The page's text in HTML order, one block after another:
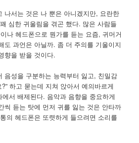
나서는 것은 나 뿐은 아니겠지만, 요란한
심한 귀울림을 겪곤 했다. 많은 사람들
나 헤드폰으로 뭔가를 듣는 요즘, 귀머거
도 과언은 아닐까. 좀 더 주의를 기울이지
향을 받을 것이다.
음성을 구분하는 능력부터 잃고, 친밀감
하고 묻는데 지쳐 앉아서 예의바르게
서 배제된다. 음악과 음향을 중요하게
씩 듣는 탓에 먼저 귀를 잃는 것은 안타까
의 헤드폰은 또렷하게 들으려면 소리를